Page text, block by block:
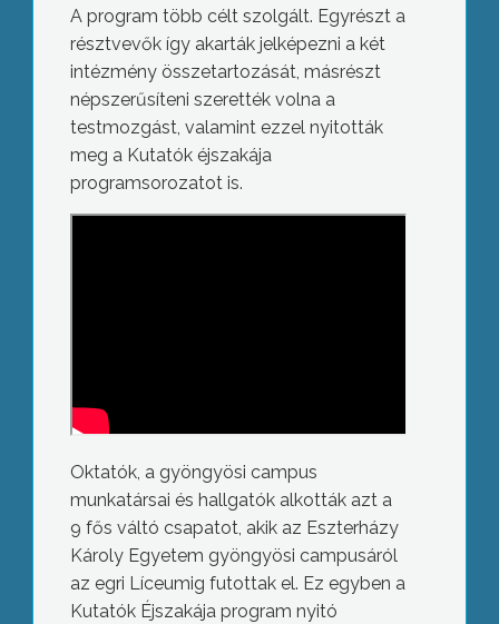
A program több célt szolgált. Egyrészt a
résztvevők így akarták jelképezni a két
intézmény összetartozását, másrészt
népszerűsíteni szerették volna a
testmozgást, valamint ezzel nyitották
meg a Kutatók éjszakája
programsorozatot is.
Oktatók, a gyöngyösi campus
munkatársai és hallgatók alkották azt a
9 fős váltó csapatot, akik az Eszterházy
Károly Egyetem gyöngyösi campusáról
az egri Líceumig futottak el. Ez egyben a
Kutatók Éjszakája program nyitó